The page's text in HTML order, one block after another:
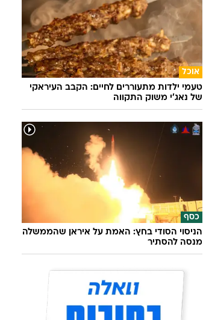
אוכל
24 סועדים ואווירה פריזאית: מסעדת שף
ראשונה בעיר המעורבת
אוכל
טעמי ילדות מתעוררים לחיים: הקבב העיראקי